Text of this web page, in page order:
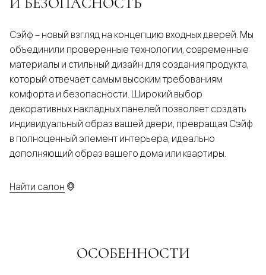
Сэйф – новый взгляд на концепцию входных дверей. Мы
объединили проверенные технологии, современные
материалы и стильный дизайн для создания продукта,
который отвечает самым высоким требованиям
комфорта и безопасности. Широкий выбор
декоративных накладных панелей позволяет создать
индивидуальный образ вашей двери, превращая Сэйф
в полноценный элемент интерьера, идеально
дополняющий образ вашего дома или квартиры.
Найти салон
ОСОБЕННОСТИ